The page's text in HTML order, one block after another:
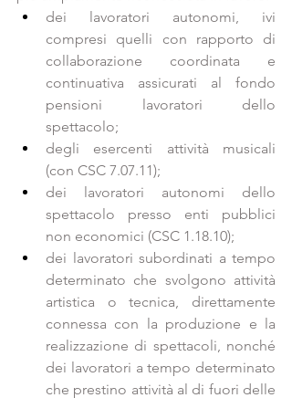
dei lavoratori autonomi, ivi
compresi quelli con rapporto di
collaborazione coordinata e
continuativa assicurati al fondo
pensioni lavoratori dello
spettacolo;
degli esercenti attività musicali
(con CSC 7.07.11);
dei lavoratori autonomi dello
spettacolo presso enti pubblici
non economici (CSC 1.18.10);
dei lavoratori subordinati a tempo
determinato che svolgono attività
artistica o tecnica, direttamente
connessa con la produzione e la
realizzazione di spettacoli, nonché
dei lavoratori a tempo determinato
che prestino attività al di fuori delle